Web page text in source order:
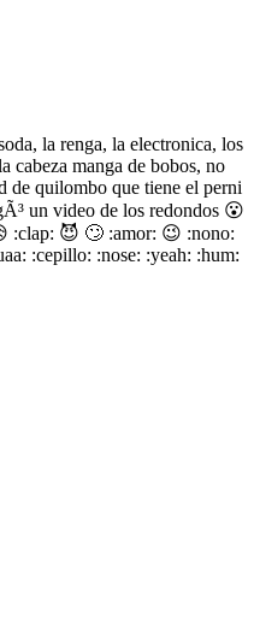
la renga, la electronica, los
cabeza manga de bobos, no
de quilombo que tiene el perni
un video de los redondos 😮
😈 🙄 :amor: 😉 :nono:
:cepillo: :nose: :yeah: :hum: